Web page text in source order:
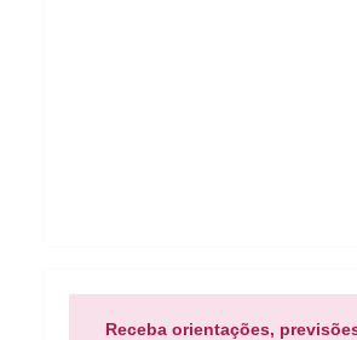
Receba orientações,